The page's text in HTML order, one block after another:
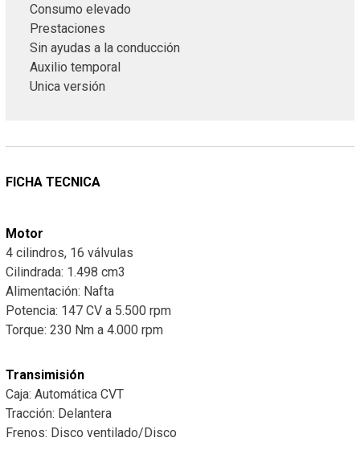
Consumo elevado
Prestaciones
Sin ayudas a la conducción
Auxilio temporal
Unica versión
FICHA TECNICA
Motor
4 cilindros, 16 válvulas
Cilindrada: 1.498 cm3
Alimentación: Nafta
Potencia: 147 CV a 5.500 rpm
Torque: 230 Nm a 4.000 rpm
Transimisión
Caja: Automática CVT
Tracción: Delantera
Frenos: Disco ventilado/Disco